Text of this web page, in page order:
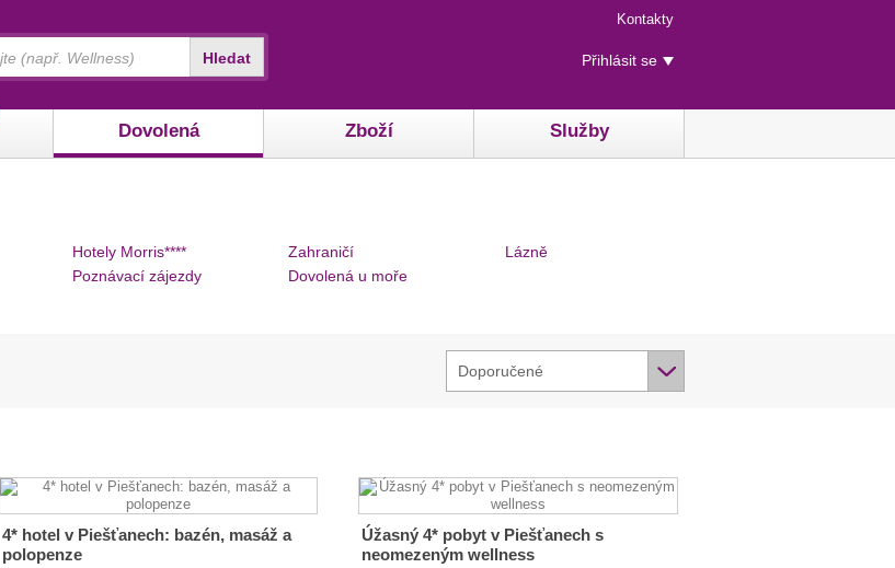
Menu
rychlého
přístupu
Kontakty
Uživatelské
menu
Přihlásit se
Dovolená Zboží Služby
Hledat
Hotely Morris****
Poznávací zájezdy
Zahraničí
Dovolená u moře
Lázně
Doporučené
4* hotel v Piešťanech: bazén, masáž a
polopenze
Úžasný 4* pobyt v Piešťanech s
neomezeným wellness